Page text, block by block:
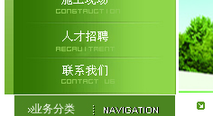
业务分类